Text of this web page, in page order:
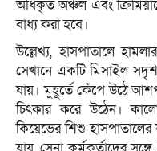
অধিকৃত অঞ্চল এবং
বাধ্য করা হবে।
উল্লেখ্য, হাসপাতালে
সেখানে একটি মিসাইল
যায়। মুহূর্তে কেঁপে উঠে
চিৎকার করে উঠেন।
কিয়েভের শিশু হাসপাতালের